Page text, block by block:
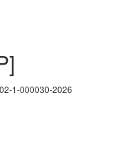
1-000030-2026